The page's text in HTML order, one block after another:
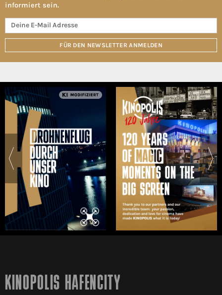
informiert sein.
FÜR DEN NEWSLETTER ANMELDEN
KINOPOLIS HAFENCITY